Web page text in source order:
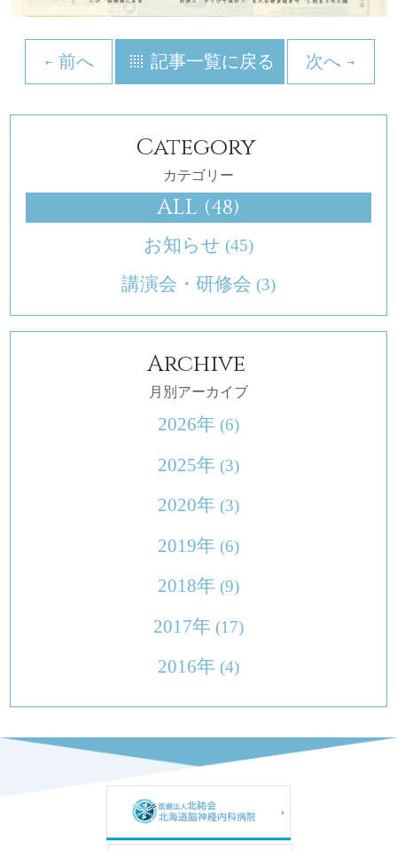
前へ 記事一覧に戻る 次へ
Category
カテゴリー
ALL (48)
お知らせ (45)
講演会・研修会 (3)
Archive
月別アーカイブ
2026年 (6)
2025年 (3)
2020年 (3)
2019年 (6)
2018年 (9)
2017年 (17)
2016年 (4)